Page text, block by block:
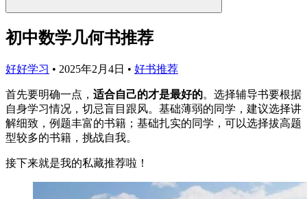
初中数学几何书推荐
好好学习 • 2025年2月4日 • 好书推荐
首先要明确一点， 适合自己的才是最好的。选择辅导书要根据
自身学习情况，切忌盲目跟风。基础薄弱的同学，建议选择讲
解细致，例题丰富的书籍；基础扎实的同学，可以选择拔高题
型较多的书籍，挑战自我。
接下来就是我的私藏推荐啦！